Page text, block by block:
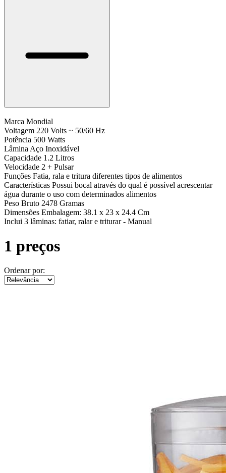
Marca Mondial
Voltagem 220 Volts ~ 50/60 Hz
Potência 500 Watts
Lâmina Aço Inoxidável
Capacidade 1.2 Litros
Velocidade 2 + Pulsar
Funções Fatia, rala e tritura diferentes tipos de alimentos
Características Possui bocal através do qual é possível acrescentar
água durante o uso com determinados alimentos
Peso Bruto 2478 Gramas
Dimensões Embalagem: 38.1 x 23 x 24.4 Cm
Inclui 3 lâminas: fatiar, ralar e triturar - Manual
1 preços
Ordenar por: